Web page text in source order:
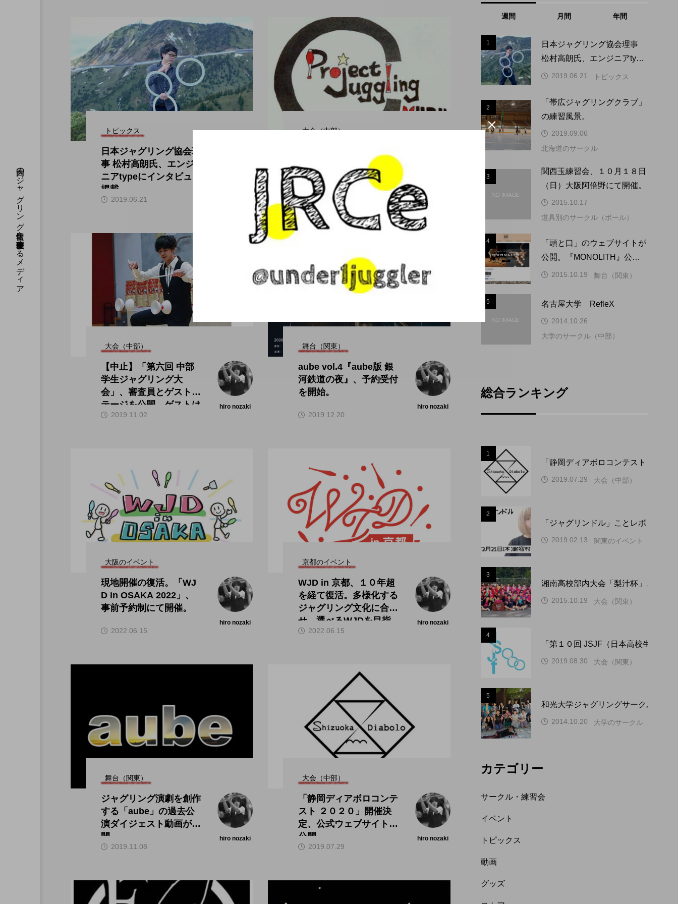
国内のジャグリング情報を収集・整理・発信するメディア
トピックス
日本ジャグリング協会理
事 松村高朗氏、エンジ
ニアtypeにインタビュー
掲載。
2019.06.21
大会（中部）
【中止】「第六回 中部
学生ジャグリング大
会」、webサイトを公
開。
hiro nozaki
2019.10.11
大会（中部）
【中止】「第六回 中部
学生ジャグリング大
会」、審査員とゲストス
テージを公開。ゲストは
田多加津輝氏。
hiro nozaki
2019.11.02
舞台（関東）
aube vol.4『aube版 銀
河鉄道の夜』、予約受付
を開始。
hiro nozaki
2019.12.20
大阪のイベント
現地開催の復活。「WJ
D in OSAKA 2022」、
事前予約制にて開催。
hiro nozaki
2022.06.15
京都のイベント
WJD in 京都、１０年超
を経て復活。多様化する
ジャグリング文化に合わ
せ、選べるWJDを目指
す。
hiro nozaki
2022.06.15
舞台（関東）
ジャグリング演劇を創作
する「aube」の過去公
演ダイジェスト動画が公
開。
hiro nozaki
2019.11.08
大会（中部）
「静岡ディアボロコンテ
スト ２０２０」開催決
定、公式ウェブサイトが
公開。
hiro nozaki
2019.07.29
週間 月間 年間
1
日本ジャグリング協会理事
松村高朗氏、エンジニアtype
にインタビュー掲載。
2019.06.21 トピックス
2
「帯広ジャグリングクラブ」
の練習風景。
2019.09.06
北海道のサークル
3
関西玉練習会、１０月１８日
（日）大阪阿倍野にて開催。
2015.10.17
道具別のサークル（ボール）
4
「頭と口」のウェブサイトが
公開。『MONOLITH』公演
の情報解禁とチケット予約開
2015.10.19 舞台（関東）
5 名古屋大学 RefleX
2014.10.26
大学のサークル（中部）
総合ランキング
1
「静岡ディアボロコンテスト ２０
2019.07.29 大会（中部）
2
「ジャグリンドル」ことレボリュー
2019.02.13 関東のイベント
3
湘南高校部内大会「梨汁杯」、１０
2015.10.19 大会（関東）
4
「第１０回 JSJF（日本高校生ジャ
2019.08.30 大会（関東）
5
和光大学ジャグリングサークル WAP
2014.10.20 大学のサークル（関東）
カテゴリー
サークル・練習会
イベント
トピックス
動画
グッズ
